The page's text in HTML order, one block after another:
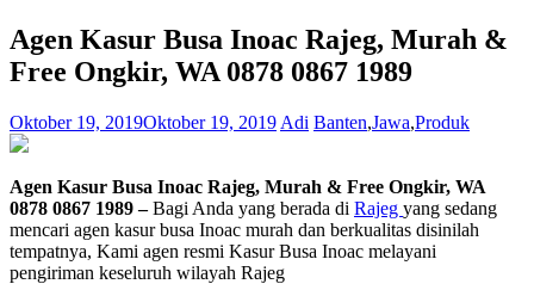
Agen Kasur Busa Inoac Rajeg, Murah &
Free Ongkir, WA 0878 0867 1989
Oktober 19, 2019Oktober 19, 2019 Adi Banten,Jawa,Produk
Agen Kasur Busa Inoac Rajeg, Murah & Free Ongkir, WA
0878 0867 1989 –Bagi Anda yang berada di Rajeg yang sedang
mencari agen kasur busa Inoac murah dan berkualitas disinilah
tempatnya, Kami agen resmi Kasur Busa Inoac melayani
pengiriman keseluruh wilayah Rajeg